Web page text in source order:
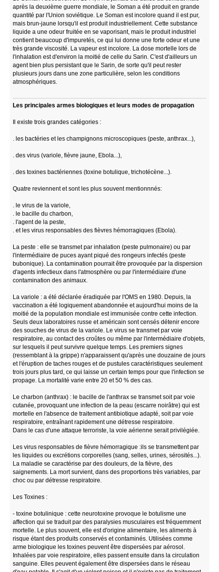
après la deuxième guerre mondiale, le Soman a été produit en grande
quantité par l'Union soviétique. Le Soman est incolore quand il est pur,
mais brun-jaune lorsqu'il est produit industriellement. Cette substance
liquide a une odeur fruitée en se vaporisant, mais le produit industriel
contient beaucoup d'impuretés, ce qui lui donne une forte odeur et une
très grande viscosité. La vapeur est incolore. La dose mortelle lors de
l'inhalation est d'environ la moitié de celle du Sarin. C'est d'ailleurs un
agent bien plus persistant que le Sarin, de sorte qu'il peut rester
plusieurs jours dans une zone particulière, selon les conditions
atmosphériques.
Les principales armes biologiques et leurs modes de propagation
Il existe trois grandes catégories :
. les bactéries et les champignons microscopiques (peste, anthrax...),
. des virus (variole, fièvre jaune, Ebola...),
. des toxines bactériennes (toxine botulique, trichotécène...).
Quatre reviennent et sont les plus souvent mentionnnés:
. le virus de la variole,
. le bacille du charbon,
. l'agent de la peste,
. et les virus responsables des fièvres hémorragiques (Ebola).
La peste : elle se transmet par inhalation (peste pulmonaire) ou par
l'intermédiaire de puces ayant piqué des rongeurs infectés (peste
bubonique). La contamination pourrait être provoquée par la dispersion
d'agents infectieux dans l'atmosphère ou par l'intermédiaire d'une
contamination des animaux.
La variole : a été déclarée éradiquée par l'OMS en 1980. Depuis, la
vaccination a été logiquement abandonnée et aujourd'hui moins de la
moitié de la population mondiale est immunisée contre cette infection.
Seuls deux laboratoires russe et américain sont censés détenir encore
des souches de virus de la variole. Le virus se transmet par voie
respiratoire, au contact des croûtes ou même par l'intermédiaire d'objets,
sur lesquels il peut survivre quelque temps. Les premiers signes
(ressemblant à la grippe) n'apparaissent qu'après une douzaine de jours
et l'éruption de taches rouges et de pustules caractéristiques seulement
trois jours plus tard, ce qui laisse un certain temps pour que l'infection se
propage. La mortalité varie entre 20 et 50 % des cas.
Le charbon (anthrax) : le bacille de l'anthrax se transmet soit par voie
cutanée, provoquant une infection de la peau (escarre noirâtre) qui est
mortelle en l'absence de traitement antibiotique adapté, soit par voie
respiratoire, entraînant rapidement une détresse respiratoire.
Dans le cas d'une attaque terroriste, la voie aérienne serait privilégiée.
Les virus responsables de fièvre hémorragique :ils se transmettent par
les liquides ou excrétions corporelles (sang, selles, urines, sérosités...).
La maladie se caractérise par des douleurs, de la fièvre, des
saignements. La mort survient, dans des proportions très variables, par
choc ou par détresse respiratoire.
Les Toxines :
- toxine botulinique : cette neurotoxine provoque le botulisme une
affection qui se traduit par des paralysies musculaires est fréquemment
mortelle. Le plus souvent, elle est d'origine alimentaire, les aliments à
risque étant des produits conservés et contaminés. Utilisées comme
arme biologique les toxines peuvent être dispersées par aérosol.
Inhalées par voie respiratoire, elles passent ensuite dans la circulation
sanguine. Elles peuvent également être dispersées dans le réseau